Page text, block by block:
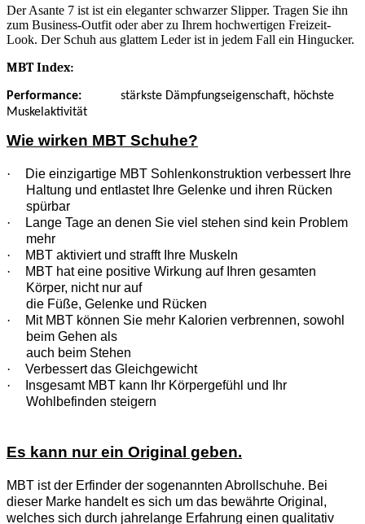
Der Asante 7 ist ist ein eleganter schwarzer Slipper. Tragen Sie ihn
zum Business-Outfit oder aber zu Ihrem hochwertigen Freizeit-
Look. Der Schuh aus glattem Leder ist in jedem Fall ein Hingucker.
MBT Index:
Performance:
stärkste Dämpfungseigenschaft, höchste
Muskelaktivität
Wie wirken MBT Schuhe?
·
Die einzigartige MBT Sohlenkonstruktion verbessert Ihre
Haltung und entlastet Ihre Gelenke und ihren Rücken
spürbar
·
Lange Tage an denen Sie viel stehen sind kein Problem
mehr
·
MBT aktiviert und strafft Ihre Muskeln
·
MBT hat eine positive Wirkung auf Ihren gesamten
Körper, nicht nur auf
die Füße, Gelenke und Rücken
·
Mit MBT können Sie mehr Kalorien verbrennen, sowohl
beim Gehen als
auch beim Stehen
·
Verbessert das Gleichgewicht
·
Insgesamt MBT kann Ihr Körpergefühl und Ihr
Wohlbefinden steigern
Es kann nur ein Original geben.
MBT ist der Erfinder der sogenannten Abrollschuhe. Bei
dieser Marke handelt es sich um das bewährte Original,
welches sich durch jahrelange Erfahrung einen qualitativ